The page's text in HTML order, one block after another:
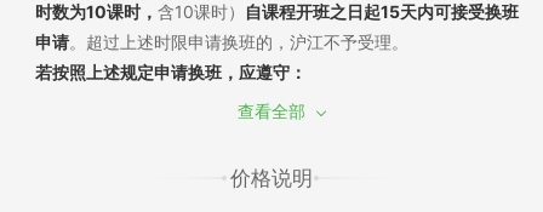
时数为10课时， 含10课时）
自课程开班之日起15天内可接受换班
申请。超过上述时限申请换班的，沪江不予受理。
若按照上述规定申请换班，应遵守：
（1）换班需经过学员申请和沪江审批，换班差价需遵循现行售后
录，可申请换班至该课程的其他班级，差价不退不补。
查看全部
价格说明